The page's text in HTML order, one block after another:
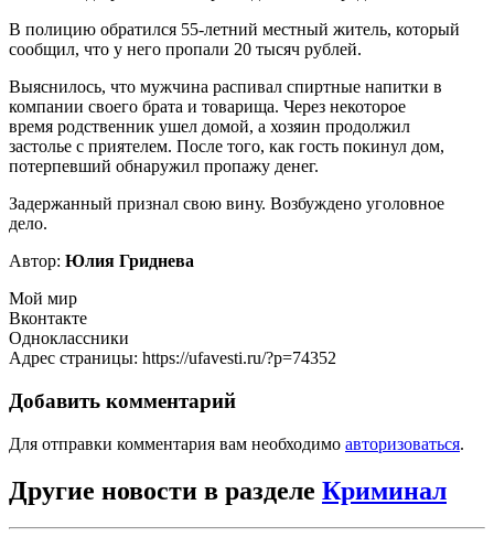
В полицию обратился 55-летний местный житель, который
сообщил, что у него пропали 20 тысяч рублей.
Выяснилось, что мужчина распивал спиртные напитки в
компании своего брата и товарища. Через некоторое
время родственник ушел домой, а хозяин продолжил
застолье с приятелем. После того, как гость покинул дом,
потерпевший обнаружил пропажу денег.
Задержанный признал свою вину. Возбуждено уголовное
дело.
Автор: Юлия Гриднева
Мой мир
Вконтакте
Одноклассники
Адрес страницы: https://ufavesti.ru/?p=74352
Добавить комментарий
Для отправки комментария вам необходимо авторизоваться.
Другие новости в разделе Криминал